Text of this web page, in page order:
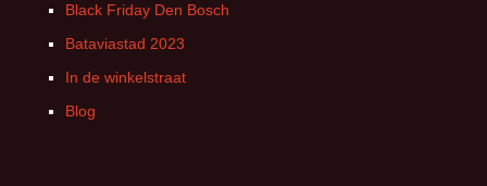
Black Friday Den Bosch
Bataviastad 2023
In de winkelstraat
Blog